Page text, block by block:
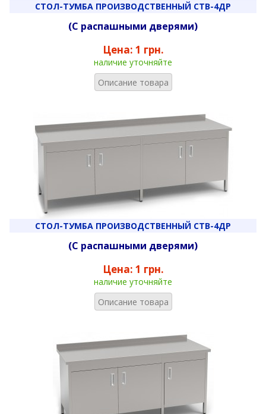
СТОЛ-ТУМБА ПРОИЗВОДСТВЕННЫЙ СТВ-4ДР
(С распашными дверями)
Цена: 1 грн.
наличие уточняйте
Описание товара
СТОЛ-ТУМБА ПРОИЗВОДСТВЕННЫЙ СТВ-4ДР
(С распашными дверями)
Цена: 1 грн.
наличие уточняйте
Описание товара